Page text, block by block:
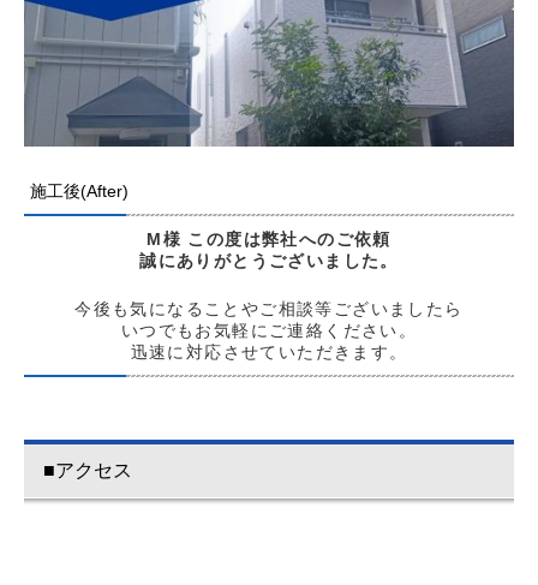
施工後(After)
M様 この度は弊社へのご依頼
誠にありがとう ございました。
今後も気になることやご相談等ございましたら
いつでもお気軽にご連絡ください。
迅速に対応させていただきます。
■アクセス